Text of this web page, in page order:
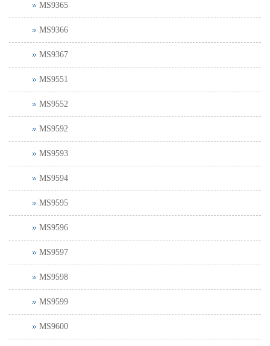
MS9365
MS9366
MS9367
MS9551
MS9552
MS9592
MS9593
MS9594
MS9595
MS9596
MS9597
MS9598
MS9599
MS9600